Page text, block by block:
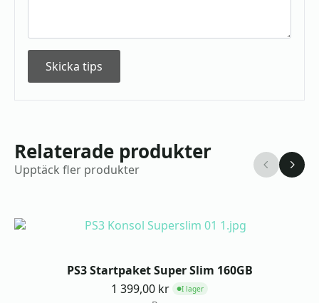
Skicka tips
Relaterade produkter
Upptäck fler produkter
PS3 Startpaket Super Slim 160GB
1 399,00 kr ●I lager